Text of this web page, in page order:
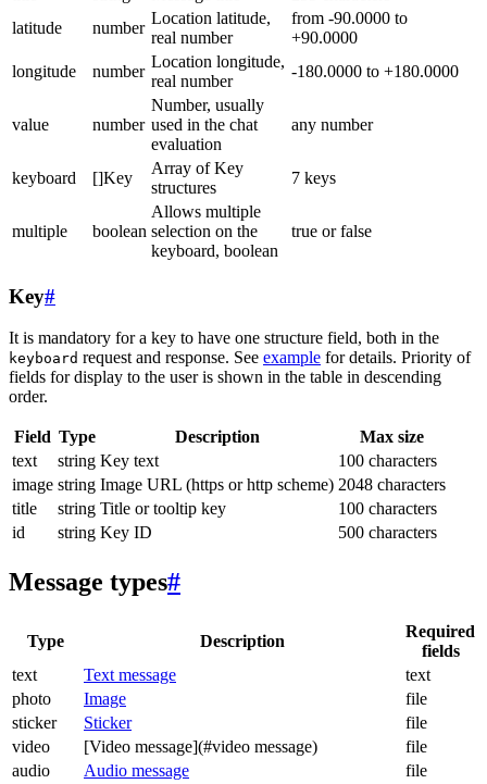
latitude
number
Location latitude,
real number
from -90.0000 to
+90.0000
longitude
number
Location longitude,
real number
-180.0000 to +180.0000
value number
Number, usually
used in the chat
evaluation
any number
keyboard []Key
Array of Key
structures
7 keys
multiple boolean
Allows multiple
selection on the
keyboard, boolean
true or false
Key#
It is mandatory for a key to have one structure field, both in the
keyboard request and response. See example for details. Priority of
fields for display to the user is shown in the table in descending
order.
Field Type Description
Max size
text
string Key text
100 characters
image string Image URL (https or http scheme) 2048 characters
title
string Title or tooltip key
100 characters
id
string Key ID 500 characters
Message types#
Type Description
Required
fields
text
Text message
text
photo
Image
file
sticker
Sticker
file
video
[Video message](#video message)
file
audio
Audio message file